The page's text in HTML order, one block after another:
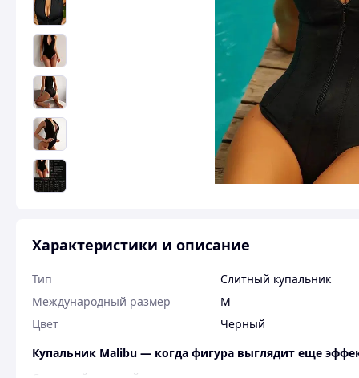
Характеристики и описание
Тип
Слитный купальник
Международный размер
M
Цвет
Черный
Купальник Malibu — когда фигура выглядит еще